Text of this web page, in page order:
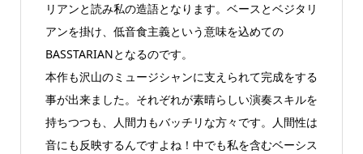
リアンと読み私の造語となります。ベースとベジタリ
アンを掛け、低音食主義という意味を込めての
BASSTARIANとなるのです。
本作も沢山のミュージシャンに支えられて完成をする
事が出来ました。それぞれが素晴らしい演奏スキルを
持ちつつも、人間力もバッチリな方々です。人間性は
音にも反映するんですよね！中でも私を含むベーシス